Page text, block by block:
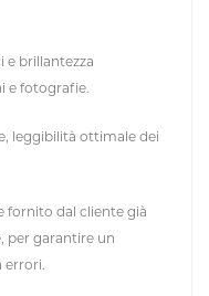
e brillantezza
e fotografie.
leggibilità ottimale dei
fornito dal cliente già
per garantire un